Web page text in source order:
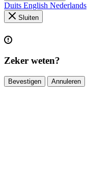
Duits English Nederlands
Sluiten
Zeker weten?
Bevestigen Annuleren